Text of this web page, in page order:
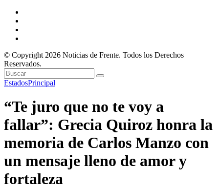
© Copyright 2026 Noticias de Frente. Todos los Derechos
Reservados.
EstadosPrincipal
“Te juro que no te voy a
fallar”: Grecia Quiroz honra la
memoria de Carlos Manzo con
un mensaje lleno de amor y
fortaleza